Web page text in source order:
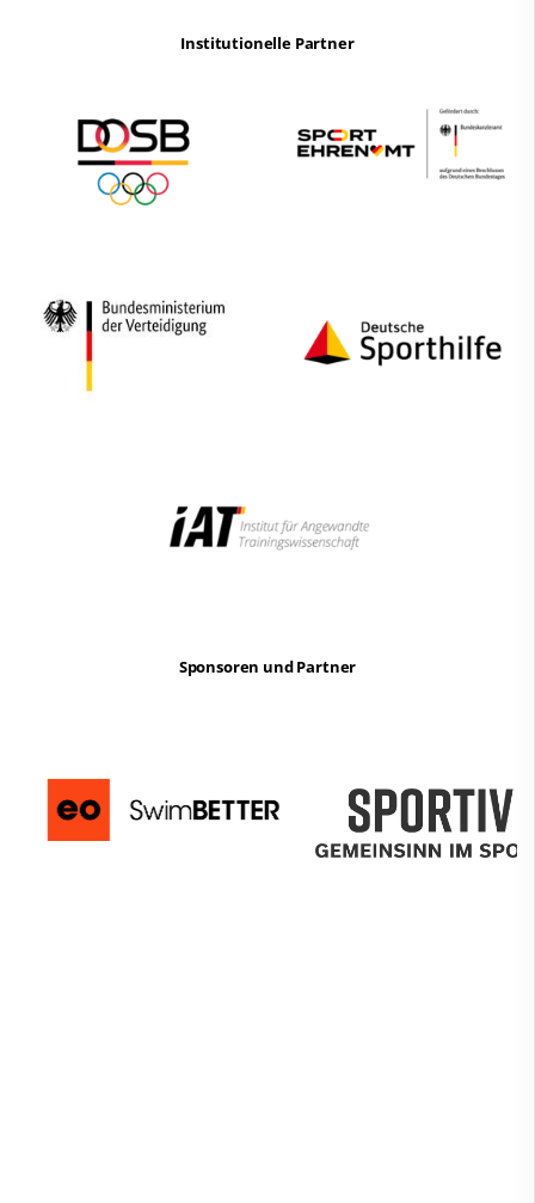
Institutionelle Partner
Sponsoren und Partner